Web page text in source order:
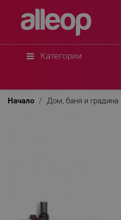
Категории
Начало Дом, баня и градина